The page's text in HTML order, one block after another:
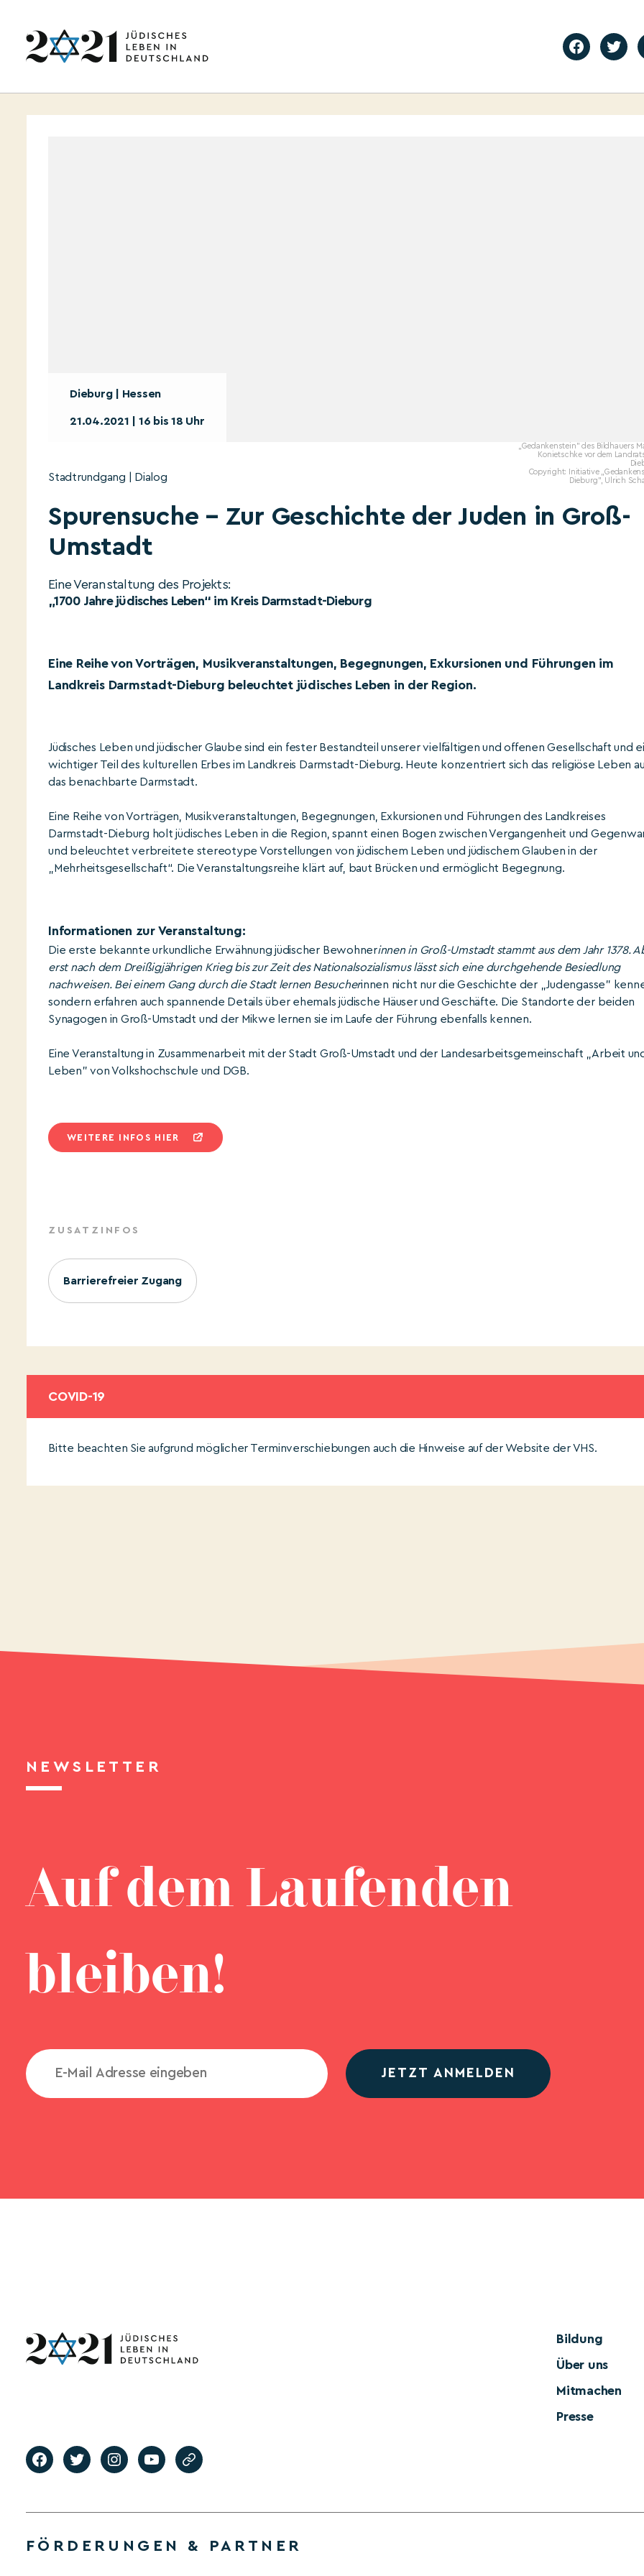
Dieburg | Hessen
21.04.2021 | 16 bis 18 Uhr
„Gedankenstein" des Bildhauers
Konietschke vor dem
Copyright: Initiative
Dieburg", Ulrich
Stadtrundgang | Dialog
Spurensuche – Zur Geschichte der Juden in Groß-
Umstadt
Eine Veranstaltung des Projekts:
„1700 Jahre jüdisches Leben“ im Kreis Darmstadt-Dieburg
Eine Reihe von Vorträgen, Musikveranstaltungen, Begegnungen, Exkursionen und Führungen im
Landkreis Darmstadt-Dieburg beleuchtet jüdisches Leben in der Region.
Jüdisches Leben und jüdischer Glaube sind ein fester Bestandteil unserer vielfältigen und offenen Gesellschaft und
wichtiger Teil des kulturellen Erbes im Landkreis Darmstadt-Dieburg. Heute konzentriert sich das religiöse Leben
das benachbarte Darmstadt.
Eine Reihe von Vorträgen, Musikveranstaltungen, Begegnungen, Exkursionen und Führungen des Landkreises
Darmstadt-Dieburg holt jüdisches Leben in die Region, spannt einen Bogen zwischen Vergangenheit und
und beleuchtet verbreitete stereotype Vorstellungen von jüdischem Leben und jüdischem Glauben in der
„Mehrheitsgesellschaft“. Die Veranstaltungsreihe klärt auf, baut Brücken und ermöglicht Begegnung.
Informationen zur Veranstaltung:
Die erste bekannte urkundliche Erwähnung jüdischer Bewohnerinnen in Groß-Umstadt stammt aus dem Jahr 1378.
erst nach dem Dreißigjährigen Krieg bis zur Zeit des Nationalsozialismus lässt sich eine durchgehende Besiedlung
nachweisen. Bei einem Gang durch die Stadt lernen Besucherinnen nicht nur die Geschichte der „Judengasse"
sondern erfahren auch spannende Details über ehemals jüdische Häuser und Geschäfte. Die Standorte der beiden
Synagogen in Groß-Umstadt und der Mikwe lernen sie im Laufe der Führung ebenfalls kennen.
Eine Veranstaltung in Zusammenarbeit mit der Stadt Groß-Umstadt und der Landesarbeitsgemeinschaft „Arbeit
Leben" von Volkshochschule und DGB.
WEITERE INFOS HIER
ZUSATZINFOS
Barrierefreier Zugang
COVID-19
Bitte beachten Sie aufgrund möglicher Terminverschiebungen auch die Hinweise auf der Website der VHS.
NEWSLETTER
Auf dem Laufenden
bleiben!
JETZT ANMELDEN
Bildung
Über uns
Mitmachen
Presse
FÖRDERUNGEN & PARTNER